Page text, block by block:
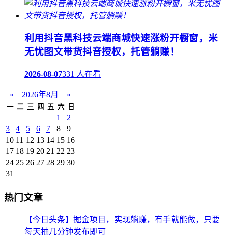
利用抖音黑科技云端商城快速涨粉开橱窗，米
无忧图文带货抖音授权，托管躺赚！
2026-08-07331 人在看
« 2026年8月 »
一 二 三 四 五 六 日
1
2
3
4 5 6 7 8
9
10 11 12 13 14 15 16
17 18 19 20 21 22 23
24 25 26 27 28 29 30
31
热门文章
【今日头条】掘金项目，实现躺赚，有手就能做，只要
每天抽几分钟发布即可